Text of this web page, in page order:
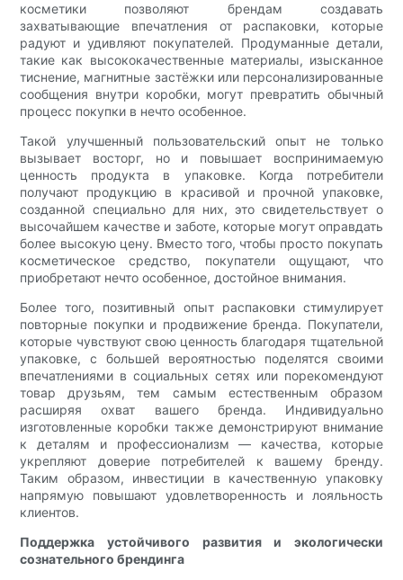
косметики позволяют брендам создавать
захватывающие впечатления от распаковки, которые
радуют и удивляют покупателей. Продуманные детали,
такие как высококачественные материалы, изысканное
тиснение, магнитные застёжки или персонализированные
сообщения внутри коробки, могут превратить обычный
процесс покупки в нечто особенное.
Такой улучшенный пользовательский опыт не только
вызывает восторг, но и повышает воспринимаемую
ценность продукта в упаковке. Когда потребители
получают продукцию в красивой и прочной упаковке,
созданной специально для них, это свидетельствует о
высочайшем качестве и заботе, которые могут оправдать
более высокую цену. Вместо того, чтобы просто покупать
косметическое средство, покупатели ощущают, что
приобретают нечто особенное, достойное внимания.
Более того, позитивный опыт распаковки стимулирует
повторные покупки и продвижение бренда. Покупатели,
которые чувствуют свою ценность благодаря тщательной
упаковке, с большей вероятностью поделятся своими
впечатлениями в социальных сетях или порекомендуют
товар друзьям, тем самым естественным образом
расширяя охват вашего бренда. Индивидуально
изготовленные коробки также демонстрируют внимание
к деталям и профессионализм — качества, которые
укрепляют доверие потребителей к вашему бренду.
Таким образом, инвестиции в качественную упаковку
напрямую повышают удовлетворенность и лояльность
клиентов.
Поддержка устойчивого развития и экологически
сознательного брендинга